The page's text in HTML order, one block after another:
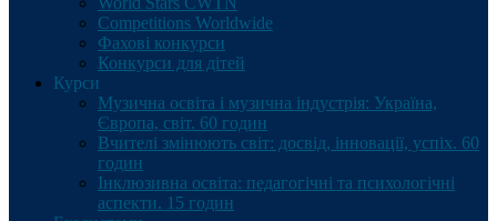
Competitions Worldwide
Фахові конкурси
Конкурси для дітей
Курси
Музична освіта і музична індустрія: Україна,
Європа, світ. 60 годин
Вчителі змінюють світ: досвід, інновації, успіх. 60
годин
Інклюзивна освіта: педагогічні та психологічні
аспекти. 15 годин